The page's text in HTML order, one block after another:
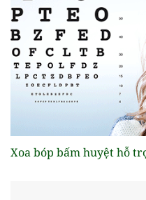
Xoa bóp bấm huyệt hỗ